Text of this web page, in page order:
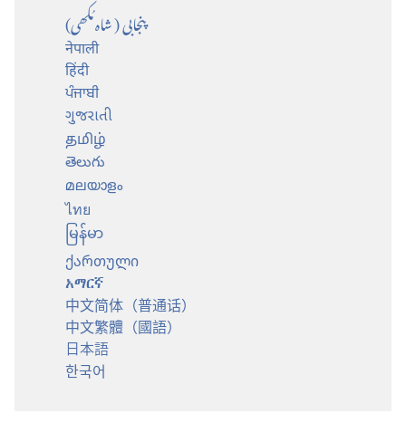
پنجابی (شاہ مُکھی)
नेपाली
हिंदी
ਪੰਜਾਬੀ
ગુજરાતી
தமிழ்
తెలుగు
മലയാളം
ไทย
မြန်မာ
ქართული
አማርኛ
中文简体（普通话）
中文繁體（國語）
日本語
한국어